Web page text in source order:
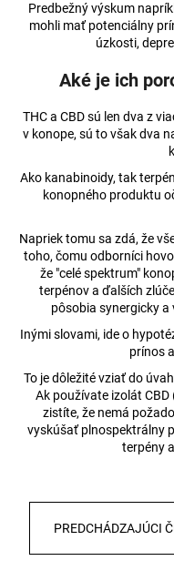
Predbežný výskum
mohli mať potenciálny
úzkosti,
Aké je ich
THC a CBD sú len dva z
v konope, sú to však dva
Ako kanabinoidy, tak
konopného produktu
Napriek tomu sa zdá, že
toho, čomu odborníci
že "celé spektrum"
terpénov a ďalších
pôsobia synergicky
Inými slovami, ide o
prínos
To je dôležité vziať do
Ak používate izolát
zistíte, že nemá
vyskúšať plnospektrálny
terpény
PREDCHÁDZAJÚCI